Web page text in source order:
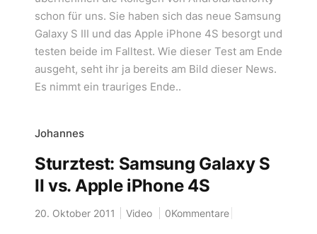
schon für uns. Sie haben sich das neue Samsung
Galaxy S III und das Apple iPhone 4S besorgt und
testen beide im Falltest. Wie dieser Test am Ende
ausgeht, seht ihr ja bereits am Bild dieser News.
Es nimmt ein trauriges Ende..
Johannes
Sturztest: Samsung Galaxy S
II vs. Apple iPhone 4S
20. Oktober 2011 Video 0Kommentare